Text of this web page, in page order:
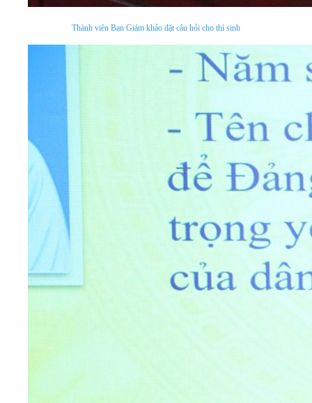
Thành viên Ban Giám khảo đặt câu hỏi cho thí sinh